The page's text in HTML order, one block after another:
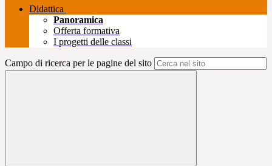
Didattica
Panoramica
Offerta formativa
I progetti delle classi
Campo di ricerca per le pagine del sito